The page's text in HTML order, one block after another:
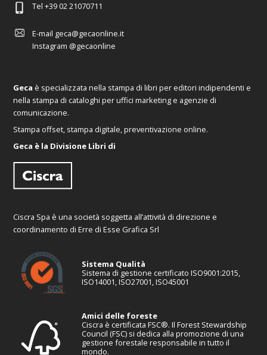
Tel +39 02 21070711
E-mail geca@gecaonline.it
Instagram @gecaonline
Geca è specializzata nella stampa di libri per editori indipendenti e
nella stampa di cataloghi per uffici marketing e agenzie di
comunicazione.
Stampa offset, stampa digitale, preventivazione online.
Geca è la Divisione Libri di
Ciscra Spa è una società soggetta all’attività di direzione e
coordinamento di Erre di Esse Grafica Srl
Sistema Qualità
Sistema di gestione certificato ISO9001:2015,
ISO14001, ISO27001, ISO45001
Amici delle foreste
Ciscra è certificata FSC®. Il Forest Stewardship
Council (FSC) si dedica alla promozione di una
gestione forestale responsabile in tutto il
mondo.